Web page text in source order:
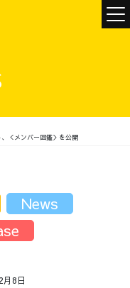
＜メンバー図鑑＞を公開
月8日
News